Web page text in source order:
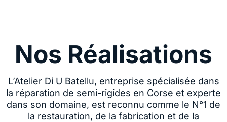
Nos Réalisations
L’Atelier Di U Batellu, entreprise spécialisée dans
la réparation de semi-rigides en Corse et experte
dans son domaine, est reconnu comme le N°1 de
la restauration, de la fabrication et de la